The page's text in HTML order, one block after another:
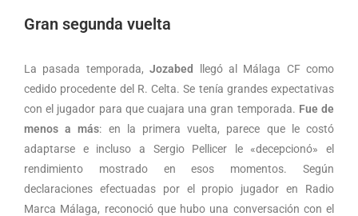
Gran segunda vuelta
La pasada temporada,Jozabed
llegó al Málaga CF como
cedido procedente del R. Celta. Se tenía grandes expectativas
con el jugador para que cuajara una gran temporada. Fue de
menos a más: en la primera vuelta, parece que le costó
adaptarse e incluso a Sergio Pellicer le «decepcionó» el
rendimiento mostrado en esos momentos. Según
declaraciones efectuadas por el propio jugador en Radio
Marca Málaga, reconoció que hubo una conversación con el